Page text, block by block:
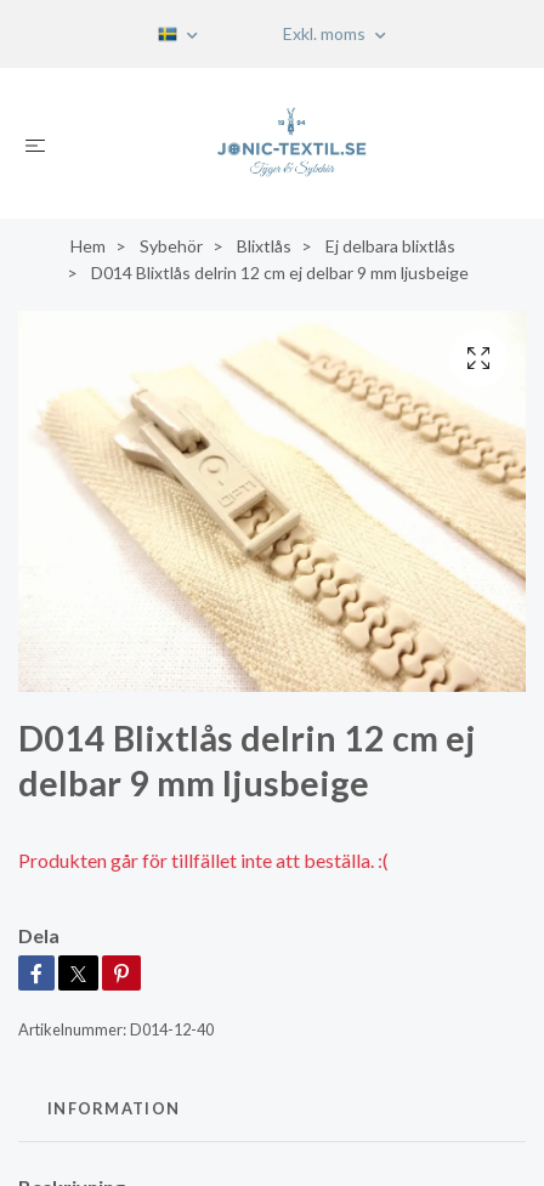
Exkl. moms
Hem Sybehör Blixtlås
Ej delbara blixtlås
D014 Blixtlås delrin 12 cm ej delbar 9 mm ljusbeige
D014 Blixtlås delrin 12 cm ej
delbar 9 mm ljusbeige
Produkten går för tillfället inte att beställa. :(
Dela
Artikelnummer:D014-12-40
INFORMATION